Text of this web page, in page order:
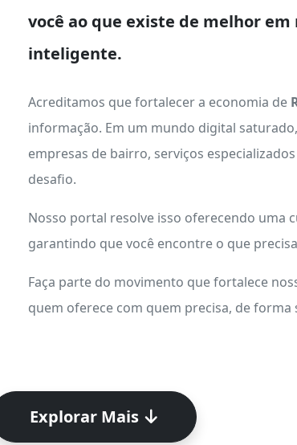
você ao que existe de melhor
inteligente.
Acreditamos que fortalecer a economia de
informação. Em um mundo digital
empresas de bairro, serviços
desafio.
Nosso portal resolve isso oferecendo uma
garantindo que você encontre o que
Faça parte do movimento que fortalece
quem oferece com quem precisa, de forma
Explorar Mais